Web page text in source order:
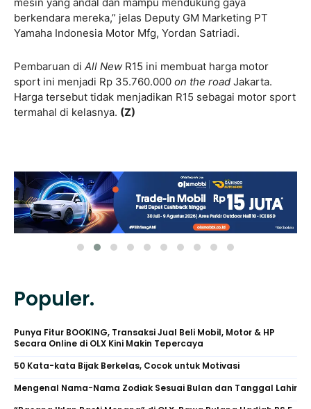
berkendara mereka,” jelas Deputy GM Marketing PT
Yamaha Indonesia Motor Mfg, Yordan Satriadi.
Pembaruan di All New R15 ini membuat harga motor
sport ini menjadi Rp 35.760.000 on the road Jakarta.
Harga tersebut tidak menjadikan R15 sebagai motor sport
termahal di kelasnya. (Z)
Populer.
Punya Fitur BOOKING, Transaksi Jual Beli Mobil, Motor & HP
Secara Online di OLX Kini Makin Tepercaya
50 Kata-kata Bijak Berkelas, Cocok untuk Motivasi
Mengenal Nama-Nama Zodiak Sesuai Bulan dan Tanggal Lahir